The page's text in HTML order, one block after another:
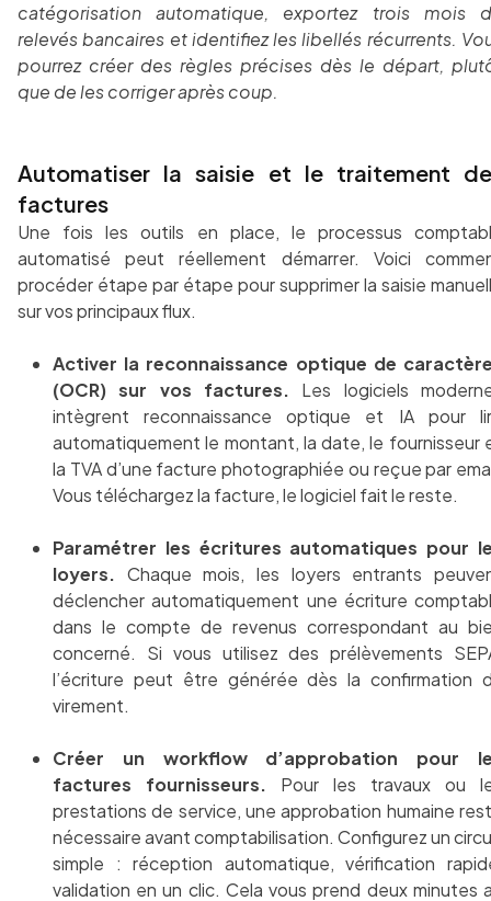
catégorisation automatique, exportez trois mois
relevés bancaires et identifiez les libellés récurrents.
pourrez créer des règles précises dès le départ,
que de les corriger après coup.
Automatiser la saisie et le traitement
factures
Une fois les outils en place, le processus
automatisé peut réellement démarrer. Voici
procéder étape par étape pour supprimer la saisie
sur vos principaux flux.
Activer la reconnaissance optique de
(OCR) sur vos factures. Les logiciels
intègrent reconnaissance optique et IA pour
automatiquement le montant, la date, le fournisseur
la TVA d’une facture photographiée ou reçue par
Vous téléchargez la facture, le logiciel fait le reste.
Paramétrer les écritures automatiques pour
loyers. Chaque mois, les loyers entrants
déclencher automatiquement une écriture
dans le compte de revenus correspondant au
concerné. Si vous utilisez des prélèvements
l’écriture peut être générée dès la confirmation
virement.
Créer un workflow d’approbation pour
factures fournisseurs. Pour les travaux ou
prestations de service, une approbation humaine
nécessaire avant comptabilisation. Configurez un
simple : réception automatique, vérification
validation en un clic. Cela vous prend deux minutes